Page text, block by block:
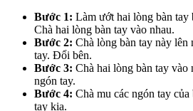
Bước 1: Làm ướt hai lòng bàn tay
Chà hai lòng bàn tay vào nhau.
Bước 2: Chà lòng bàn tay này lên
tay. Đổi bên.
Bước 3: Chà hai lòng bàn tay vào
ngón tay.
Bước 4: Chà mu các ngón tay
tay kia.